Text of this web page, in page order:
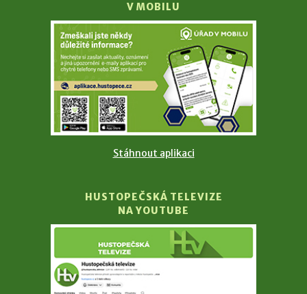
V MOBILU
Stáhnout aplikaci
HUSTOPEČSKÁ TELEVIZE
NA YOUTUBE